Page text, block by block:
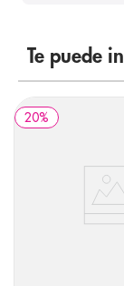
Te puede
20%
9 pediasure
10.prueba